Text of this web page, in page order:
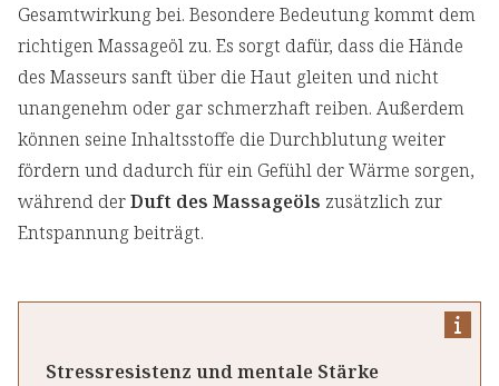
Gesamtwirkung bei. Besondere Bedeutung kommt dem
richtigen Massageöl zu. Es sorgt dafür, dass die Hände
des Masseurs sanft über die Haut gleiten und nicht
unangenehm oder gar schmerzhaft reiben. Außerdem
können seine Inhaltsstoffe die Durchblutung weiter
fördern und dadurch für ein Gefühl der Wärme sorgen,
während derDuft des Massageöls zusätzlich zur
Entspannung beiträgt.
Stressresistenz und mentale Stärke